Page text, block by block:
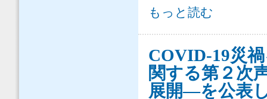
建設技術研究委員会教育小委員会
調査報告書を公開しました について
もっと読む
COVID-19災
関する第２次
展開—を公表